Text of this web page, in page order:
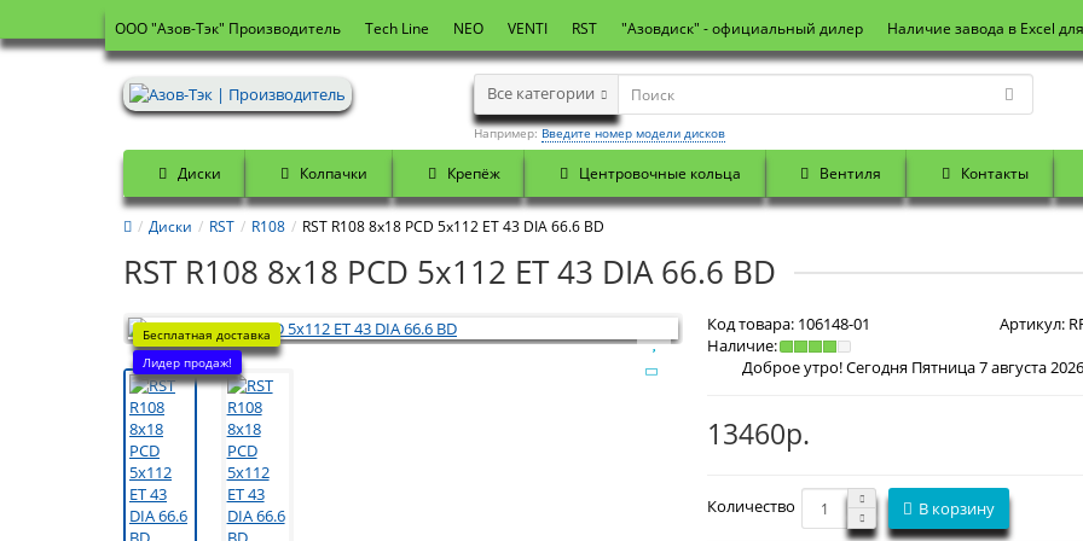
OOO "Азов-Тэк" Производитель Tech Line NEO VENTI RST "Азовдиск" - официальный дилер Наличие завода в Excel
Все категории
Например:Введите номер модели дисков
Диски Колпачки Крепёж Центровочные кольца Вентиля Контакты
Диски RST R108 RST R108 8x18 PCD 5x112 ET 43 DIA 66.6 BD
RST R108 8x18 PCD 5x112 ET 43 DIA 66.6 BD
Бесплатная доставка
Лидер продаж!
Код товара: 106148-01 Артикул:
Наличие:
13460р.
Количество В корзину